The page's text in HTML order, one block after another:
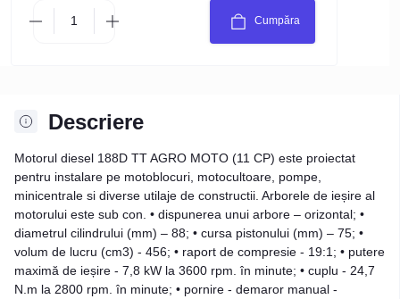
Cumpăra
Descriere
Motorul diesel 188D TT AGRO MOTO (11 CP) este proiectat
pentru instalare pe motoblocuri, motocultoare, pompe,
minicentrale si diverse utilaje de constructii. Arborele de ieșire al
motorului este sub con. • dispunerea unui arbore – orizontal; •
diametrul cilindrului (mm) – 88; • cursa pistonului (mm) – 75; •
volum de lucru (cm3) - 456; • raport de compresie - 19:1; • putere
maximă de ieșire - 7,8 kW la 3600 rpm. în minute; • cuplu - 24,7
N.m la 2800 rpm. în minute; • pornire - demaror manual -